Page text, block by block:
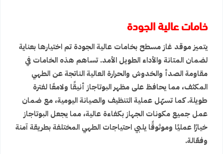
خامات عالية الجودة
يتميز موقد غاز مسطح بخامات عالية الجودة تم اختيارها بعناية
لضمان المتانة والأداء الطويل الأمد. تساهم هذه الخامات في
مقاومة الصدأ والخدوش والحرارة العالية الناتجة عن الطهي
المكثف، مما يحافظ على مظهر البوتاجاز أنيقًا ولامعًا لفترة
طويلة. كما تسهّل عملية التنظيف والصيانة اليومية، مع ضمان
عمل جميع مكونات الجهاز بكفاءة عالية، مما يجعل البوتاجاز
خيارًا عمليًا وموثوقًا يلبي احتياجات الطهي المختلفة بطريقة آمنة
وفعّالة.